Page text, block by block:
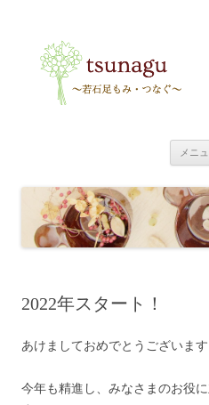
メニ
2022年スタート！
あけましておめでとうございます
今年も精進し、みなさまのお役